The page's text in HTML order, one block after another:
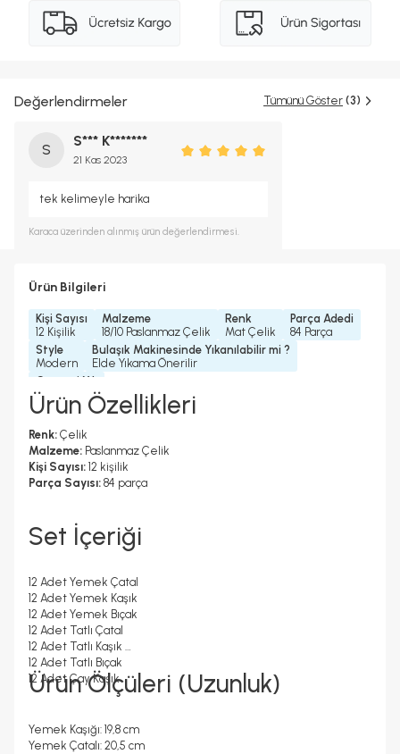
Değerlendirmeler Tümünü Göster (3)
S
S*** K*******
21 Kas 2023
tek kelimeyle harika
Karaca üzerinden alınmış ürün değerlendirmesi.
Ürün Bilgileri
Kişi Sayısı
12 Kişilik
Malzeme
18/10 Paslanmaz Çelik
Renk
Mat Çelik
Parça Adedi
84 Parça
Style
Modern
Bulaşık Makinesinde Yıkanılabilir mi ?
Elde Yıkama Önerilir
Garanti Yılı
2 Yıl
Ürün Özellikleri
Renk: Çelik
Malzeme: Paslanmaz Çelik
Kişi Sayısı: 12 kişilik
Parça Sayısı: 84 parça
Set İçeriği
12 Adet Yemek Çatal
12 Adet Yemek Kaşık
12 Adet Yemek Bıçak
12 Adet Tatlı Çatal
12 Adet Tatlı Kaşık
12 Adet Tatlı Bıçak
12 Adet Çay Kaşık
Ürün Ölçüleri (Uzunluk)
Yemek Kaşığı: 19,8 cm
Yemek Çatalı: 20,5 cm